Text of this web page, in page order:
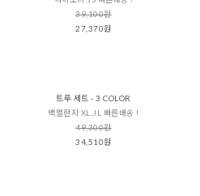
39,100원
27,370원
트루 세트 - 3 COLOR
백멜란지 XL,JL 빠른배송 !
49,300원
34,510원